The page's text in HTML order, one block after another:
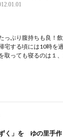
っぷり腹持ちも良！
宅する頃には10時を
取っても寝るのは１
く」を ゆの里手作